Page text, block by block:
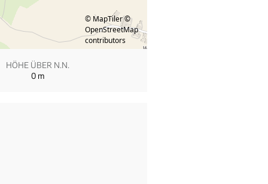
© MapTiler©
OpenStreetMap
contributors
HÖHE ÜBER N.N.
0 m